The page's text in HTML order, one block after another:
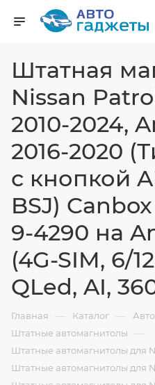
Штатная
Nissan
2010-2024,
2016-2020
с кнопкой
BSJ) Canbox
9-4290 на
(4G-SIM, 6/
QLed, AI,
Главная — Каталог —
Штатные автомагнитолы —
Штатные автомагнитолы для
Штатные автомагнитолы для